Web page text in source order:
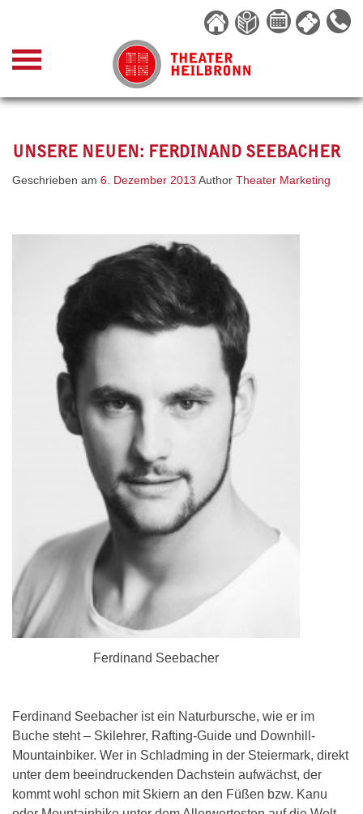
content
UNSERE NEUEN: FERDINAND SEEBACHER
Geschrieben am 6. Dezember 2013 Author Theater Marketing
Ferdinand Seebacher
Ferdinand Seebacher ist ein Naturbursche, wie er im
Buche steht – Skilehrer, Rafting-Guide und Downhill-
Mountainbiker. Wer in Schladming in der Steiermark, direkt
unter dem beeindruckenden Dachstein aufwächst, der
kommt wohl schon mit Skiern an den Füßen bzw. Kanu